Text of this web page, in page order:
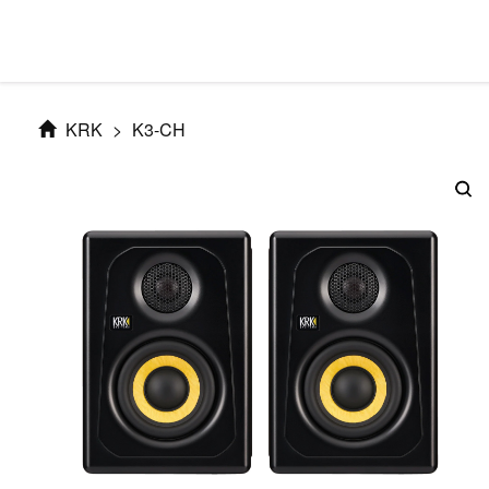
KRK > K3-CH